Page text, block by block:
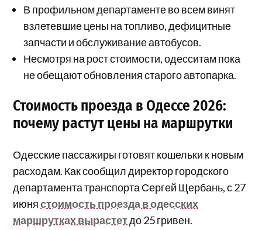
В профильном департаменте во всем винят
взлетевшие цены на топливо, дефицитные
запчасти и обслуживание автобусов.
Несмотря на рост стоимости, одесситам пока
не обещают обновления старого автопарка.
Стоимость проезда в Одессе 2026:
почему растут цены на маршрутки
Одесские пассажиры готовят кошельки к новым
расходам. Как сообщил директор городского
департамента транспорта Сергей Щербань, с 27
июнястоимость проезда в одесских
маршрутках вырастетдо 25 гривен.